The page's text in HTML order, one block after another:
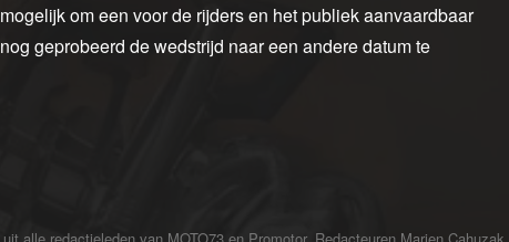
om een voor de rijders en het publiek aanvaardbaar
geprobeerd de wedstrijd naar een andere datum te